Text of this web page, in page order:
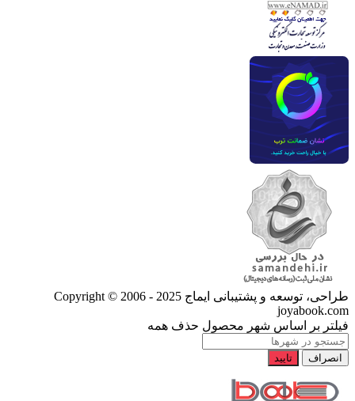
طراحی، توسعه و پشتیبانی ایماج Copyright © 2006 - 2025
joyabook.com
فیلتر بر اساس شهر محصول حذف همه
انصراف تایید